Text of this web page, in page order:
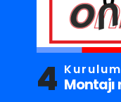
4 Kurulum
Montajı